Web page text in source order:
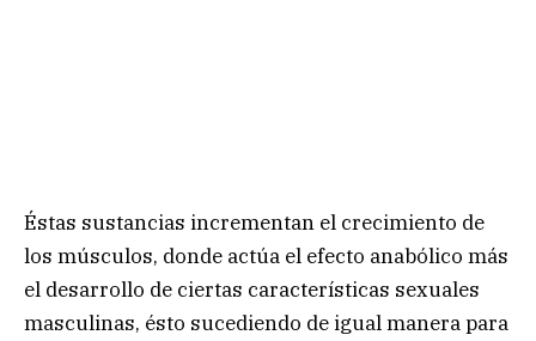
Éstas sustancias incrementan el crecimiento de
los músculos, donde actúa el efecto anabólico más
el desarrollo de ciertas características sexuales
masculinas, ésto sucediendo de igual manera para